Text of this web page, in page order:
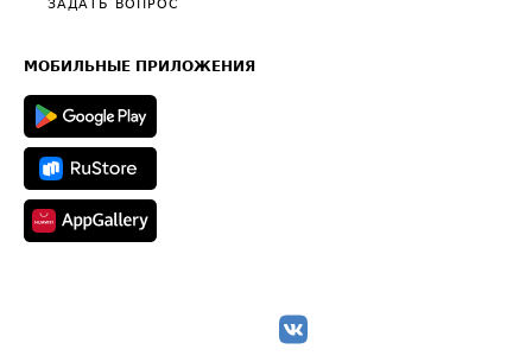
Общие положения
Техническая информация
ЗАДАТЬ ВОПРОС
МОБИЛЬНЫЕ ПРИЛОЖЕНИЯ